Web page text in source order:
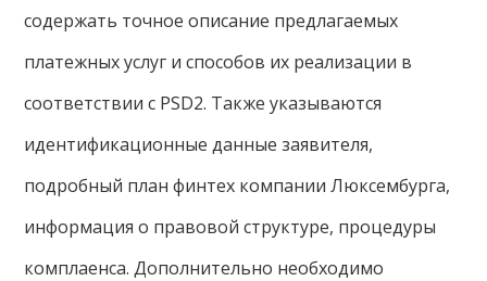
содержать точное описание предлагаемых
платежных услуг и способов их реализации в
соответствии с PSD2. Также указываются
идентификационные данные заявителя,
подробный план финтех компании Люксембурга,
информация о правовой структуре, процедуры
комплаенса. Дополнительно необходимо